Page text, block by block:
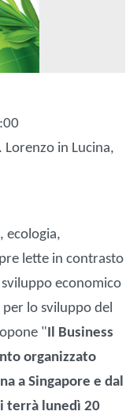
Lorenzo in Lucina,
ecologia,
lette in contrasto
economico
lo sviluppo del
"Il Business
organizzato
a Singapore e dal
terrà lunedì 20